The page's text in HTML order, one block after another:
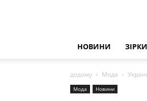
НОВИНИ ЗІРКИ
додому Мода
Мода Новини